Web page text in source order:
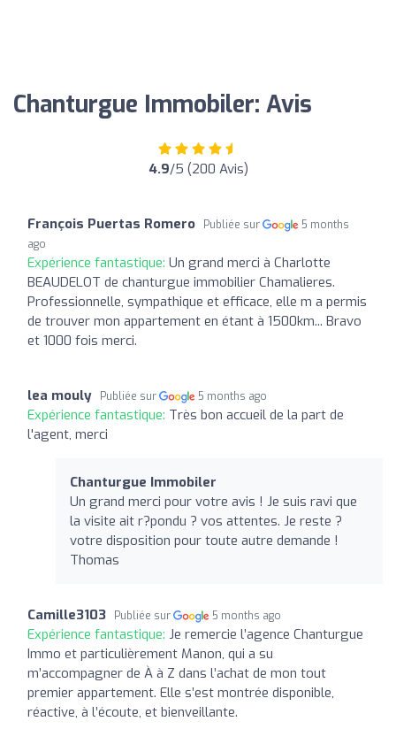
Chanturgue Immobiler: Avis
4.9/5 (200 Avis)
François Puertas Romero Publiée sur
5 months
ago
Expérience fantastique: Un grand merci à Charlotte
BEAUDELOT de chanturgue immobilier Chamalieres.
Professionnelle, sympathique et efficace, elle m a permis
de trouver mon appartement en étant à 1500km... Bravo
et 1000 fois merci.
lea mouly Publiée sur 5 months ago
Expérience fantastique: Très bon accueil de la part de
l'agent, merci
Chanturgue Immobiler
Un grand merci pour votre avis ! Je suis ravi que
la visite ait r?pondu ? vos attentes. Je reste ?
votre disposition pour toute autre demande !
Thomas
Camille3103 Publiée sur 5 months ago
Expérience fantastique: Je remercie l’agence Chanturgue
Immo et particulièrement Manon, qui a su
m’accompagner de À à Z dans l’achat de mon tout
premier appartement. Elle s’est montrée disponible,
réactive, à l’écoute, et bienveillante.